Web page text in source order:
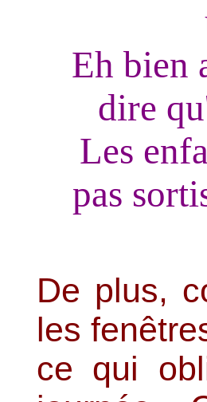
Eh bien
dire
Les
pas
De plus,
les
ce qui